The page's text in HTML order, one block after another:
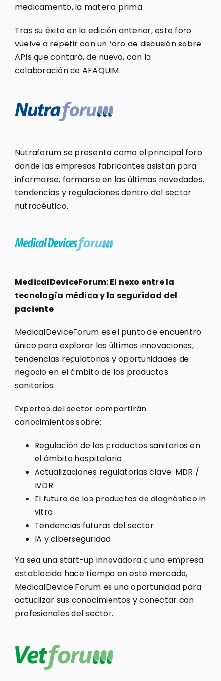
medicamento, la materia prima.
Tras su éxito en la edición anterior, este foro
vuelve a repetir con un foro de discusión sobre
APIs que contará, de nuevo, con la
colaboración de AFAQUIM.
Nutraforum se presenta como el principal foro
donde las empresas fabricantes asistan para
informarse, formarse en las últimas novedades,
tendencias y regulaciones dentro del sector
nutracéutico.
MedicalDeviceForum: El nexo entre la
tecnología médica y la seguridad del
paciente
MedicalDeviceForum es el punto de encuentro
único para explorar las últimas innovaciones,
tendencias regulatorias y oportunidades de
negocio en el ámbito de los productos
sanitarios.
Expertos del sector compartirán
conocimientos sobre:
Regulación de los productos sanitarios en
el ámbito hospitalario
Actualizaciones regulatorias clave: MDR /
IVDR
El futuro de los productos de diagnóstico in
vitro
Tendencias futuras del sector
IA y ciberseguridad
Ya sea una start-up innovadora o una empresa
establecida hace tiempo en este mercado,
MedicalDevice Forum es una oportunidad para
actualizar sus conocimientos y conectar con
profesionales del sector.